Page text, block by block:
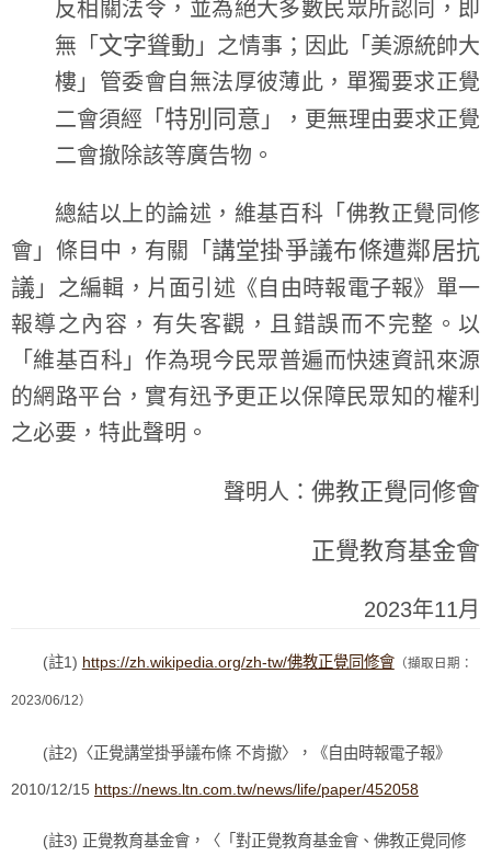
反相關法令，並為絕大多數民眾所認同，即
無「 文字聳動 」之情事；因此「美源統帥大
樓」管委會自無法厚彼薄此，單獨要求正覺
二會須經「 特別同意 」，更無理由要求正覺
二會撤除該等廣告物。
總結以上的論述，維基百科「佛教正覺同修
會」條目中，有關「 講堂掛爭議布條遭鄰居抗
議 」之編輯，片面引述《自由時報電子報》單一
報導之內容，有失客觀，且錯誤而不完整。以
「維基百科」作為現今民眾普遍而快速資訊來源
的網路平台，實有迅予更正以保障民眾知的權利
之必要，特此聲明。
聲明人： 佛教正覺同修會
正覺教育基金會
2023年11月
(註1) https://zh.wikipedia.org/zh-tw/佛教正覺同修會 （擷取日期：
2023/06/12）
(註2)〈正覺講堂掛爭議布條 不肯撤〉，《自由時報電子報》
2010/12/15 https://news.ltn.com.tw/news/life/paper/452058
(註3) 正覺教育基金會，〈「對正覺教育基金會、佛教正覺同修